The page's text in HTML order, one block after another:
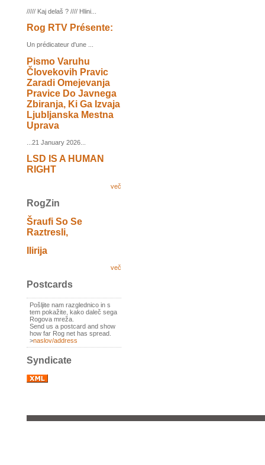
///// Kaj delaš ? //// Hlini...
Rog RTV Présente:
Un prédicateur d'une ...
Pismo Varuhu
Človekovih Pravic
Zaradi Omejevanja
Pravice Do Javnega
Zbiranja, Ki Ga Izvaja
Ljubljanska Mestna
Uprava
...21 January 2026...
LSD IS A HUMAN
RIGHT
več
RogZin
Šraufi So Se
Raztresli,
Ilirija
več
Postcards
Pošljite nam razglednico in s
tem pokažite, kako daleč sega
Rogova mreža.
Send us a postcard and show
how far Rog net has spread.
>naslov/address
Syndicate